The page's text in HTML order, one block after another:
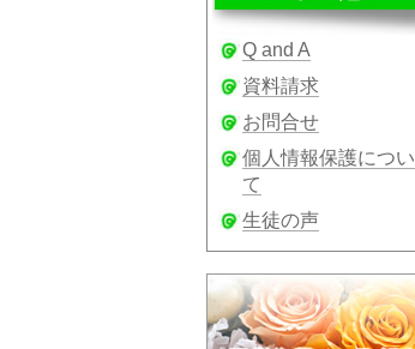
Q and A
資料請求
お問合せ
個人情報保護につい
て
生徒の声